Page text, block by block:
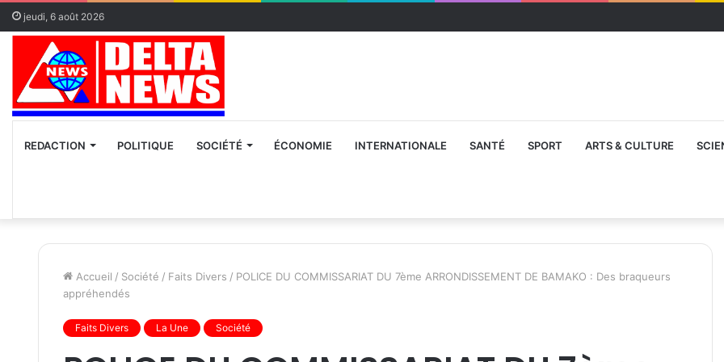
jeudi, 6 août 2026
REDACTION POLITIQUE SOCIÉTÉ ÉCONOMIE INTERNATIONALE SANTÉ SPORT ARTS & CULTURE
Accueil / Société / Faits Divers / POLICE DU COMMISSARIAT DU 7ème ARRONDISSEMENT DE BAMAKO : Des braqueurs
appréhendés
Faits Divers La Une Société